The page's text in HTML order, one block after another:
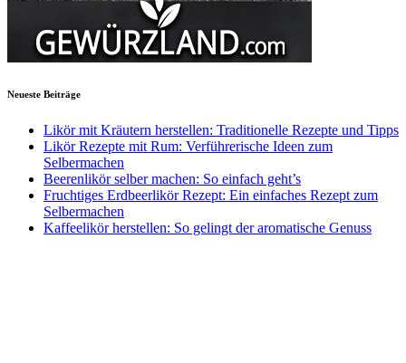
Neueste Beiträge
Likör mit Kräutern herstellen: Traditionelle Rezepte und Tipps
Likör Rezepte mit Rum: Verführerische Ideen zum
Selbermachen
Beerenlikör selber machen: So einfach geht’s
Fruchtiges Erdbeerlikör Rezept: Ein einfaches Rezept zum
Selbermachen
Kaffeelikör herstellen: So gelingt der aromatische Genuss